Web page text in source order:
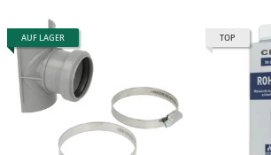
AUF LAGER TOP